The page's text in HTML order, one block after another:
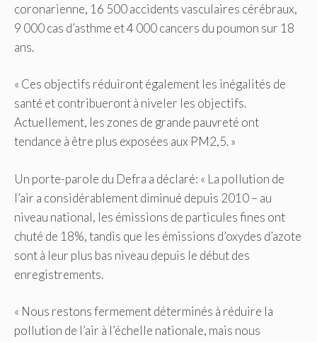
coronarienne, 16 500 accidents vasculaires cérébraux,
9 000 cas d’asthme et 4 000 cancers du poumon sur 18
ans.
« Ces objectifs réduiront également les inégalités de
santé et contribueront à niveler les objectifs.
Actuellement, les zones de grande pauvreté ont
tendance à être plus exposées aux PM2,5. »
Un porte-parole du Defra a déclaré: « La pollution de
l’air a considérablement diminué depuis 2010 – au
niveau national, les émissions de particules fines ont
chuté de 18%, tandis que les émissions d’oxydes d’azote
sont à leur plus bas niveau depuis le début des
enregistrements.
« Nous restons fermement déterminés à réduire la
pollution de l’air à l’échelle nationale, mais nous